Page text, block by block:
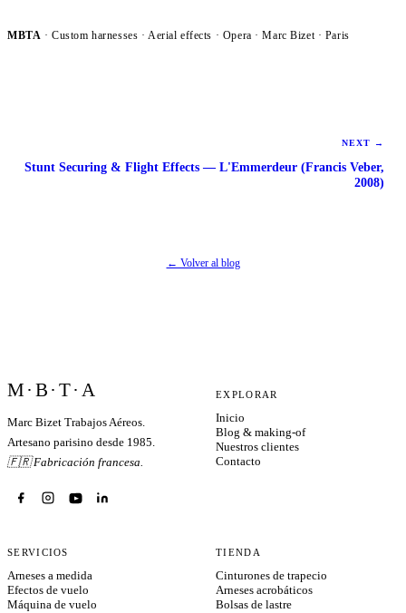
MBTA · Custom harnesses · Aerial effects · Opera · Marc Bizet · Paris
NEXT →
Stunt Securing & Flight Effects — L'Emmerdeur (Francis Veber,
2008)
← Volver al blog
M·B·T·A
Marc Bizet Trabajos Aéreos.
Artesano parisino desde 1985.
🇫🇷 Fabricación francesa.
EXPLORAR
Inicio
Blog & making-of
Nuestros clientes
Contacto
SERVICIOS
Arneses a medida
Efectos de vuelo
Máquina de vuelo
TIENDA
Cinturones de trapecio
Arneses acrobáticos
Bolsas de lastre